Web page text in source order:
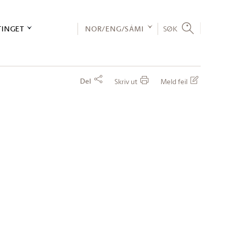
NOR/ENG/SÁMI SØK
Del Skriv ut Meld feil